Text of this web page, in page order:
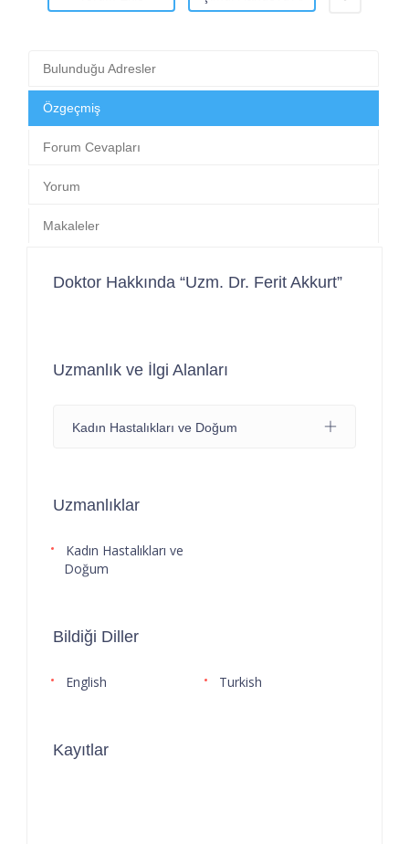
Bulunduğu Adresler
Özgeçmiş
Forum Cevapları
Yorum
Makaleler
Doktor Hakkında “Uzm. Dr. Ferit Akkurt”
Uzmanlık ve İlgi Alanları
Kadın Hastalıkları ve Doğum
Uzmanlıklar
Kadın Hastalıkları ve
Doğum
Bildiği Diller
English Turkish
Kayıtlar